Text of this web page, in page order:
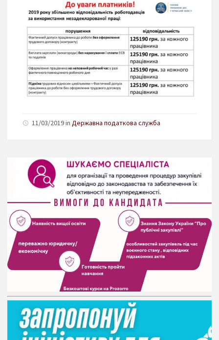
11/03/2019 in Державна податкова служба